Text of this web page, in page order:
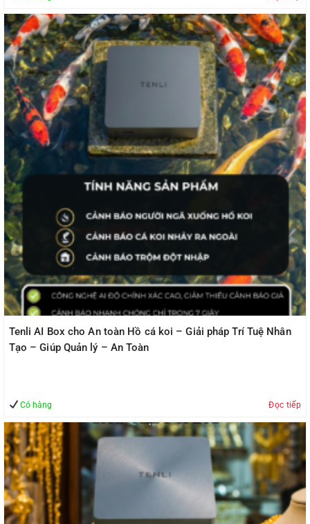
Tenli AI Box cho An toàn Hồ cá koi – Giải pháp Trí Tuệ Nhân
Tạo – Giúp Quản lý – An Toàn
Có hàng Đọc tiếp